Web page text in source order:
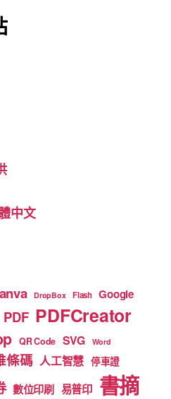
中文
DropBox Flash Google
PDF PDFCreator
QR Code SVG Word
條碼 人工智慧 停車證
數位印刷 易普印 書摘